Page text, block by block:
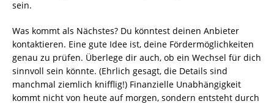
sein.
Was kommt als Nächstes? Du könntest deinen Anbieter
kontaktieren. Eine gute Idee ist, deine Fördermöglichkeiten
genau zu prüfen. Überlege dir auch, ob ein Wechsel für dich
sinnvoll sein könnte. (Ehrlich gesagt, die Details sind
manchmal ziemlich knifflig!) Finanzielle Unabhängigkeit
kommt nicht von heute auf morgen, sondern entsteht durch